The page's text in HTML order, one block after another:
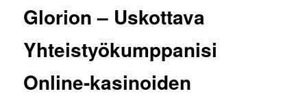
Glorion – Uskottava
Yhteistyökumppanisi
Online-kasinoiden